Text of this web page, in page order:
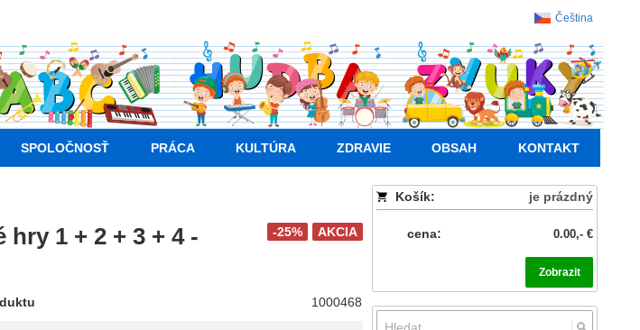
Čeština
SPOLOČNOSŤ PRÁCA KULTÚRA ZDRAVIE OBSAH KONTAKT
Košík: je prázdný
cena: 0.00,- €
Zobrazit
AKCIA
-25%
1 + 2 + 3 + 4 -
1000468